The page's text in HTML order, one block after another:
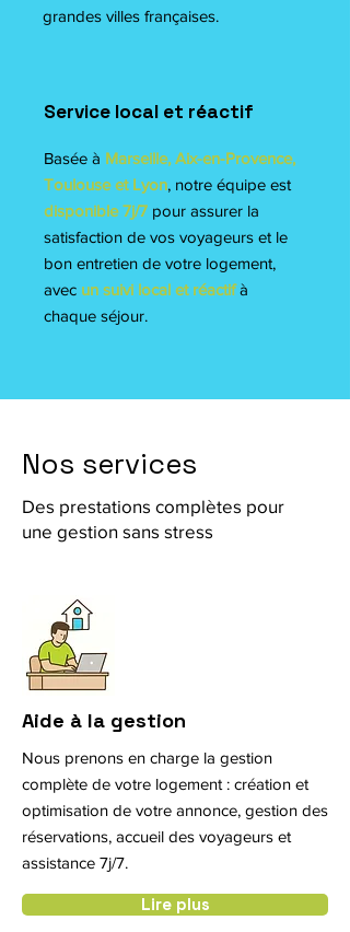
grandes villes françaises.
Service local et réactif
Basée à Marseille, Aix-en-Provence,
Toulouse et Lyon, notre équipe est
disponible 7j/7 pour assurer la
satisfaction de vos voyageurs et le
bon entretien de votre logement,
avec un suivi local et réactifà
chaque séjour.
Nos services
Des prestations complètes pour
une gestion sans stress
Aide à la gestion
Nous prenons en charge la gestion
complète de votre logement : création et
optimisation de votre annonce, gestion des
réservations, accueil des voyageurs et
assistance 7j/7.
Lire plus